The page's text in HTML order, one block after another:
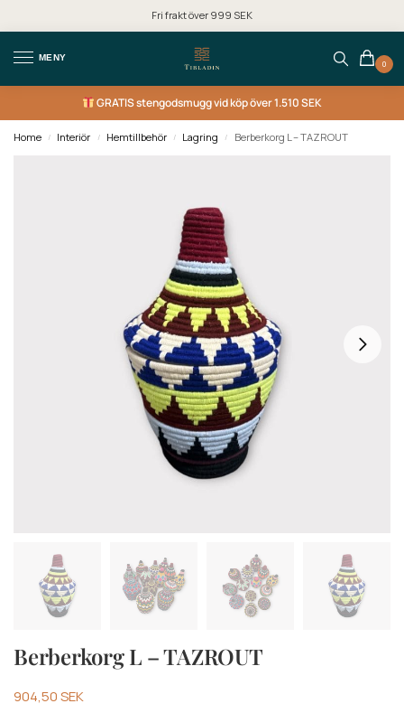
Fri frakt över 999 SEK
MENY
0
GRATISstengodsmugg vid köp över 1.510 SEK
Home / Interiör / Hemtillbehör / Lagring / Berberkorg L – TAZROUT
Berberkorg L – TAZROUT
904,50SEK